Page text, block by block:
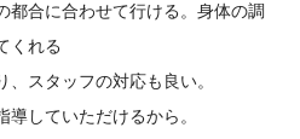
都合に合わせて行ける。身体の調
くれる
スタッフの対応も良い。
していただけるから。